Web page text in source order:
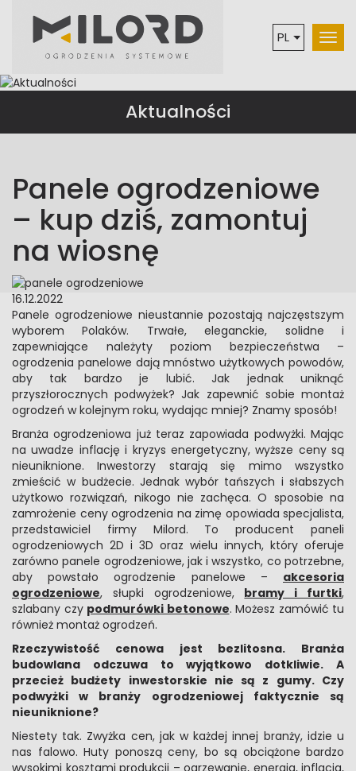
PL
DE
Aktualności
Panele ogrodzeniowe
– kup dziś, zamontuj
na wiosnę
16.12.2022
Panele ogrodzeniowe nieustannie pozostają najczęstszym
wyborem Polaków. Trwałe, eleganckie, solidne i
zapewniające należyty poziom bezpieczeństwa –
ogrodzenia panelowe dają mnóstwo użytkowych powodów,
aby tak bardzo je lubić. Jak jednak uniknąć
przyszłorocznych podwyżek? Jak zapewnić sobie montaż
ogrodzeń w kolejnym roku, wydając mniej? Znamy sposób!
Branża ogrodzeniowa już teraz zapowiada podwyżki. Mając
na uwadze inflację i kryzys energetyczny, wyższe ceny są
nieuniknione. Inwestorzy starają się mimo wszystko
zmieścić w budżecie. Jednak wybór tańszych i słabszych
użytkowo rozwiązań, nikogo nie zachęca. O sposobie na
zamrożenie ceny ogrodzenia na zimę opowiada specjalista,
przedstawiciel firmy Milord. To producent paneli
ogrodzeniowych 2D i 3D oraz wielu innych, który oferuje
zarówno panele ogrodzeniowe, jak i wszystko, co potrzebne,
aby powstało ogrodzenie panelowe – akcesoria
ogrodzeniowe, słupki ogrodzeniowe, bramy i furtki,
szlabany czy podmurówki betonowe. Możesz zamówić tu
również montaż ogrodzeń.
Rzeczywistość cenowa jest bezlitosna. Branża
budowlana odczuwa to wyjątkowo dotkliwie. A
przecież budżety inwestorskie nie są z gumy. Czy
podwyżki w branży ogrodzeniowej faktycznie są
nieuniknione?
Niestety tak. Zwyżka cen, jak w każdej innej branży, idzie u
nas falowo. Huty ponoszą ceny, bo są obciążone bardzo